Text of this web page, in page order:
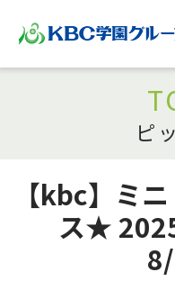
ピ
【kbc】ミ
ス★